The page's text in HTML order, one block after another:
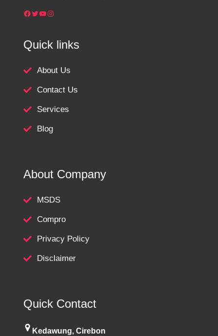
Facebook Twitter YouTube Instagram
Quick links
About Us
Contact Us
Services
Blog
About Company
MSDS
Compro
Privacy Policy
Disclaimer
Quick Contact
Kedawung, Cirebon